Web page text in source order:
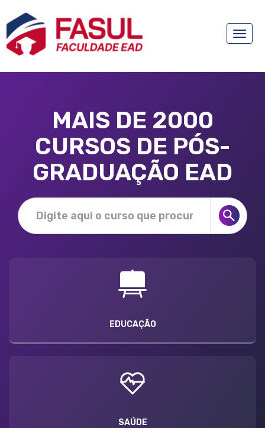
Toggle
MAIS DE 2000
CURSOS DE PÓS-
GRADUAÇÃO EAD
EDUCAÇÃO
SAÚDE